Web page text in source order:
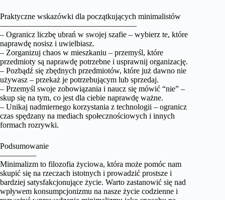
Praktyczne wskazówki dla początkujących minimalistów
—————————————————
– Ogranicz liczbę ubrań w swojej szafie – wybierz te, które
naprawdę nosisz i uwielbiasz.
– Zorganizuj chaos w mieszkaniu – przemyśl, które
przedmioty są naprawdę potrzebne i usprawnij organizację.
– Pozbądź się zbędnych przedmiotów, które już dawno nie
używasz – przekaż je potrzebującym lub sprzedaj.
– Przemyśl swoje zobowiązania i naucz się mówić “nie” –
skup się na tym, co jest dla ciebie naprawdę ważne.
– Unikaj nadmiernego korzystania z technologii – ogranicz
czas spędzany na mediach społecznościowych i innych
formach rozrywki.
Podsumowanie
————–
Minimalizm to filozofia życiowa, która może pomóc nam
skupić się na rzeczach istotnych i prowadzić prostsze i
bardziej satysfakcjonujące życie. Warto zastanowić się nad
wpływem konsumpcjonizmu na nasze życie codzienne i